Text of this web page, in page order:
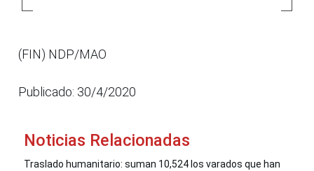
(FIN) NDP/MAO
Publicado: 30/4/2020
Noticias Relacionadas
Traslado humanitario: suman 10,524 los varados que han